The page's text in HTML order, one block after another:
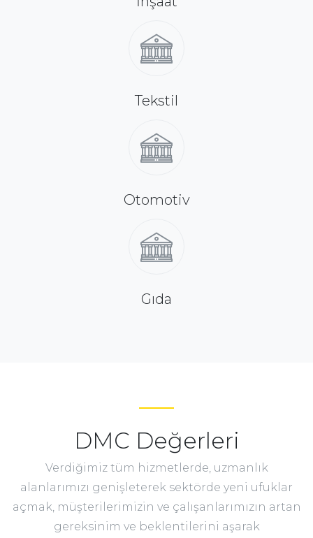
Tekstil
Otomotiv
Gıda
DMC Değerleri
Verdiğimiz tüm hizmetlerde, uzmanlık
alanlarımızı genişleterek sektörde yeni ufuklar
açmak, müşterilerimizin ve çalışanlarımızın artan
gereksinim ve beklentilerini aşarak